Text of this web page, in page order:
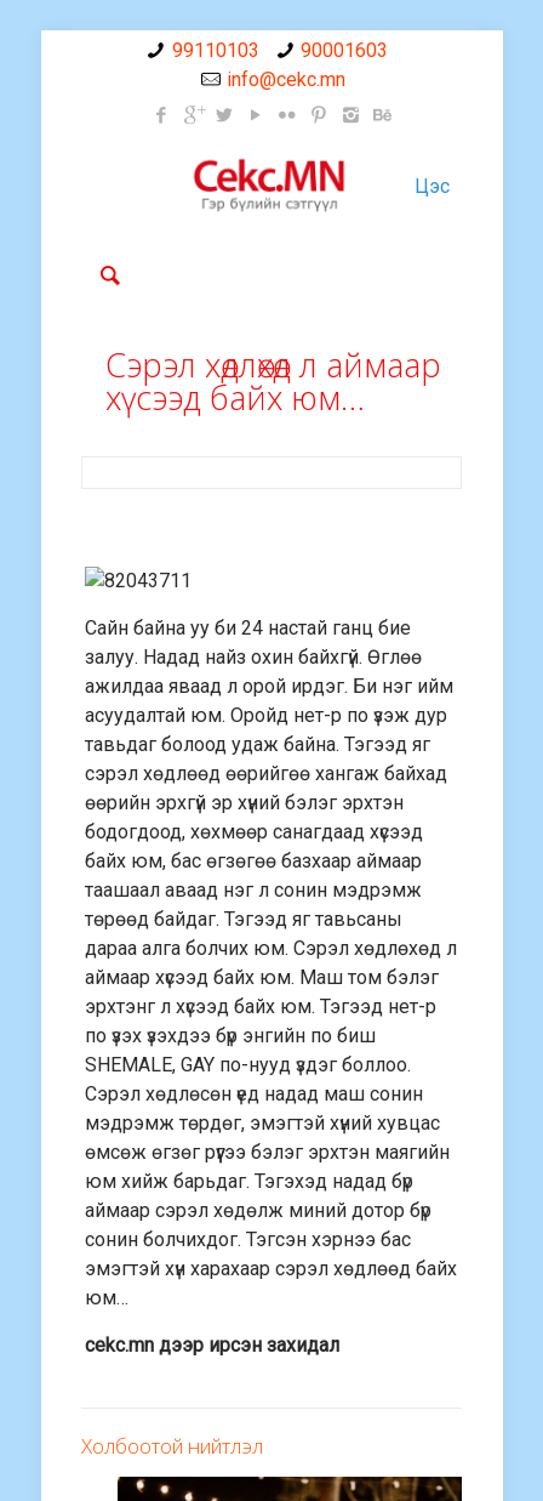
99110103
90001603
info@cekc.mn
Цэс
Сэрэл хөдлөхөд л аймаар
хүсээд байх юм…
Сайн байна уу би 24 настай ганц бие
залуу. Надад найз охин байхгүй. Өглөө
ажилдаа яваад л орой ирдэг. Би нэг ийм
асуудалтай юм. Оройд нет-р по үзэж дур
тавьдаг болоод удаж байна. Тэгээд яг
сэрэл хөдлөөд өөрийгөө хангаж байхад
өөрийн эрхгүй эр хүний бэлэг эрхтэн
бодогдоод, хөхмөөр санагдаад хүсээд
байх юм, бас өгзөгөө базхаар аймаар
таашаал аваад нэг л сонин мэдрэмж
төрөөд байдаг. Тэгээд яг тавьсаны
дараа алга болчих юм. Сэрэл хөдлөхөд л
аймаар хүсээд байх юм. Маш том бэлэг
эрхтэнг л хүсээд байх юм. Тэгээд нет-р
по үзэх үзэхдээ бүр энгийн по биш
SHEMALE, GAY по-нууд үздэг боллоо.
Сэрэл хөдлөсөн үед надад маш сонин
мэдрэмж төрдөг, эмэгтэй хүний хувцас
өмсөж өгзөг рүүгээ бэлэг эрхтэн маягийн
юм хийж барьдаг. Тэгэхэд надад бүр
аймаар сэрэл хөдөлж миний дотор бүр
сонин болчихдог. Тэгсэн хэрнээ бас
эмэгтэй хүн харахаар сэрэл хөдлөөд байх
юм…
cekc.mn дээр ирсэн захидал
Холбоотой нийтлэл